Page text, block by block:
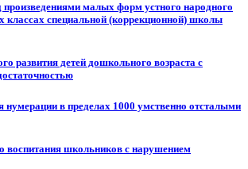
малых форм устного народного
классах специальной (коррекционной) школы
развития детей дошкольного возраста с
нумерации в пределах 1000 умственно отсталыми
воспитания школьников с нарушением